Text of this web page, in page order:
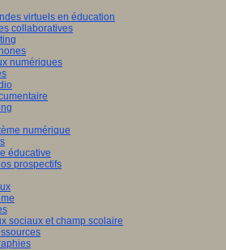
virtuels en éducation
collaboratives
numériques
numérique
éducative
prospectifs
sociaux et champ scolaire